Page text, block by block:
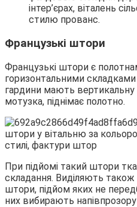
інтер’єрах, віталень
стилю прованс.
Французькі штори
Французькі штори є
горизонтальними
гардини мають
мотузка, піднімає полотно.
При підйомі такий штори
складання. Виділяють також
штори, підйом яких не
них вибирають